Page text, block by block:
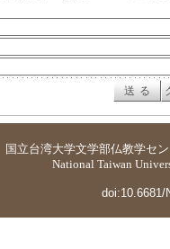
国立台湾大学文学部仏教学セ
National Taiwan
doi:10.6681/